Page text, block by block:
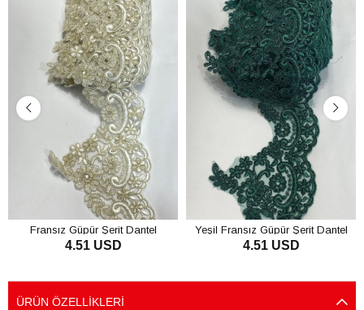
Fransız Güpür Şerit Dantel
4.51 USD
Yeşil Fransız Güpür Şerit Dantel
4.51 USD
ÜRÜN ÖZELLIKLERI